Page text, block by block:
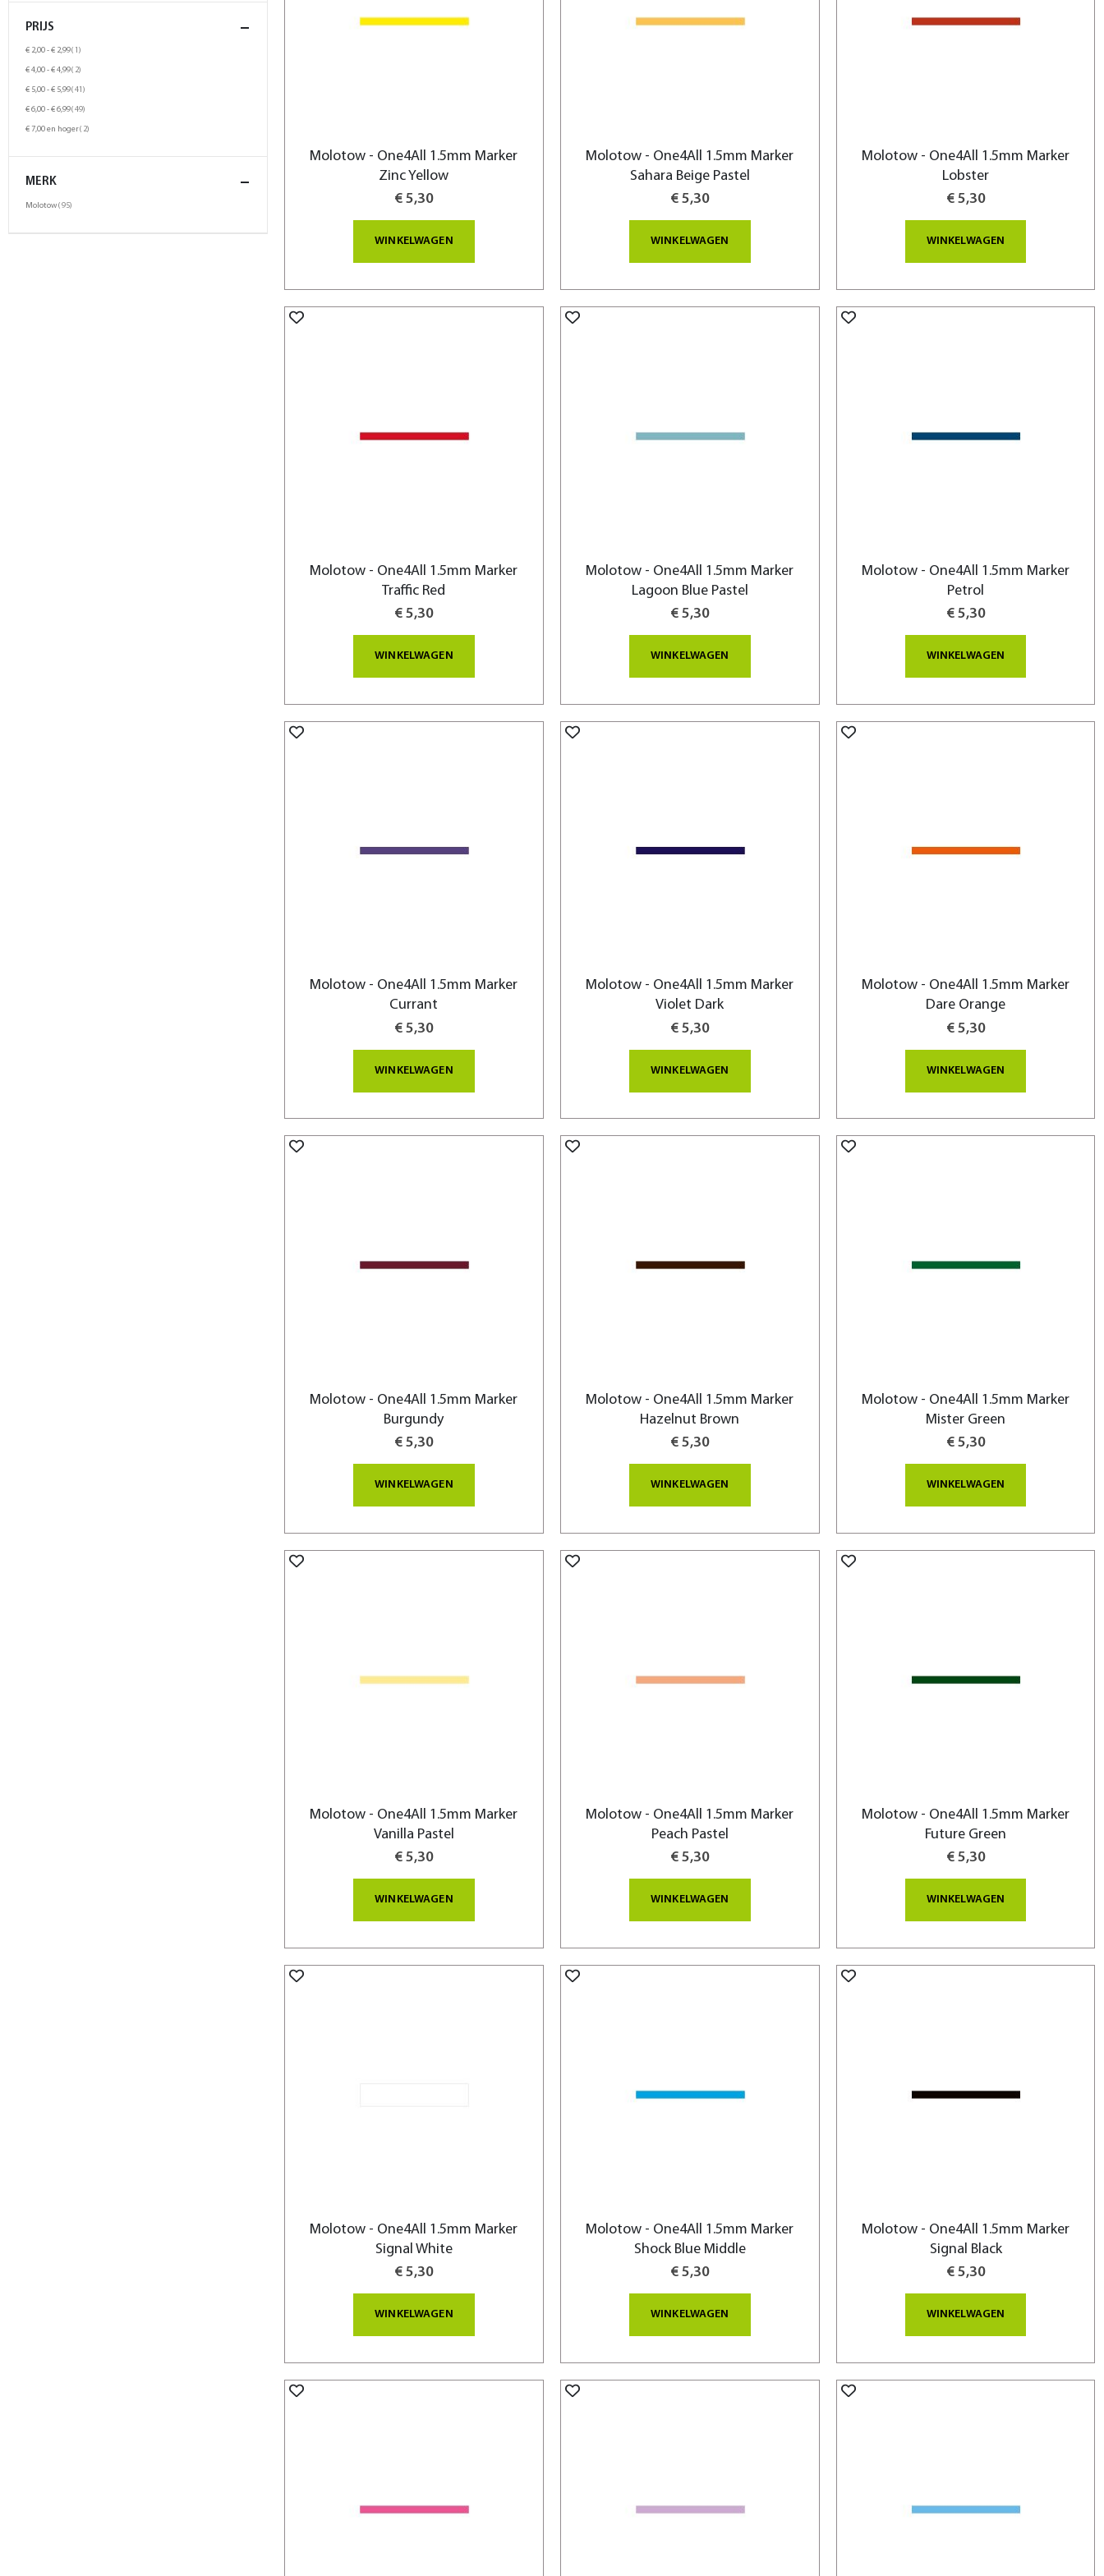
Molotow - One4All 1.5mm Marker
Zinc Yellow
€ 5,30
WINKELWAGEN
Molotow - One4All 1.5mm Marker
Sahara Beige Pastel
€ 5,30
WINKELWAGEN
Molotow - One4All 1.5mm Marker
Lobster
€ 5,30
WINKELWAGEN
Molotow - One4All 1.5mm Marker
Traffic Red
€ 5,30
WINKELWAGEN
Molotow - One4All 1.5mm Marker
Lagoon Blue Pastel
€ 5,30
WINKELWAGEN
Molotow - One4All 1.5mm Marker
Petrol
€ 5,30
WINKELWAGEN
Molotow - One4All 1.5mm Marker
Currant
€ 5,30
WINKELWAGEN
Molotow - One4All 1.5mm Marker
Violet Dark
€ 5,30
WINKELWAGEN
Molotow - One4All 1.5mm Marker
Dare Orange
€ 5,30
WINKELWAGEN
Molotow - One4All 1.5mm Marker
Burgundy
€ 5,30
WINKELWAGEN
Molotow - One4All 1.5mm Marker
Hazelnut Brown
€ 5,30
WINKELWAGEN
Molotow - One4All 1.5mm Marker
Mister Green
€ 5,30
WINKELWAGEN
Molotow - One4All 1.5mm Marker
Vanilla Pastel
€ 5,30
WINKELWAGEN
Molotow - One4All 1.5mm Marker
Peach Pastel
€ 5,30
WINKELWAGEN
Molotow - One4All 1.5mm Marker
Future Green
€ 5,30
WINKELWAGEN
Molotow - One4All 1.5mm Marker
Signal White
€ 5,30
WINKELWAGEN
Molotow - One4All 1.5mm Marker
Shock Blue Middle
€ 5,30
WINKELWAGEN
Molotow - One4All 1.5mm Marker
Signal Black
€ 5,30
WINKELWAGEN
PRIJS
€ 2,00-€ 2,99 1product
€ 4,00-€ 4,99 2product
€ 5,00-€ 5,99 41product
€ 6,00-€ 6,99 49product
€ 7,00en hoger 2product
MERK
Molotow 95product